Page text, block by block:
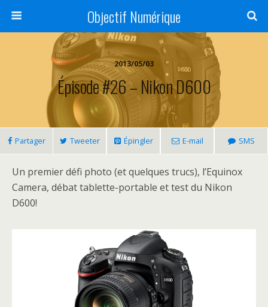
Objectif Numérique
2013/05/03
Épisode #26 – Nikon D600
Partager Tweeter Épingler E-mail SMS
Un premier défi photo (et quelques trucs), l’Equinox
Camera, débat tablette-portable et test du Nikon
D600!